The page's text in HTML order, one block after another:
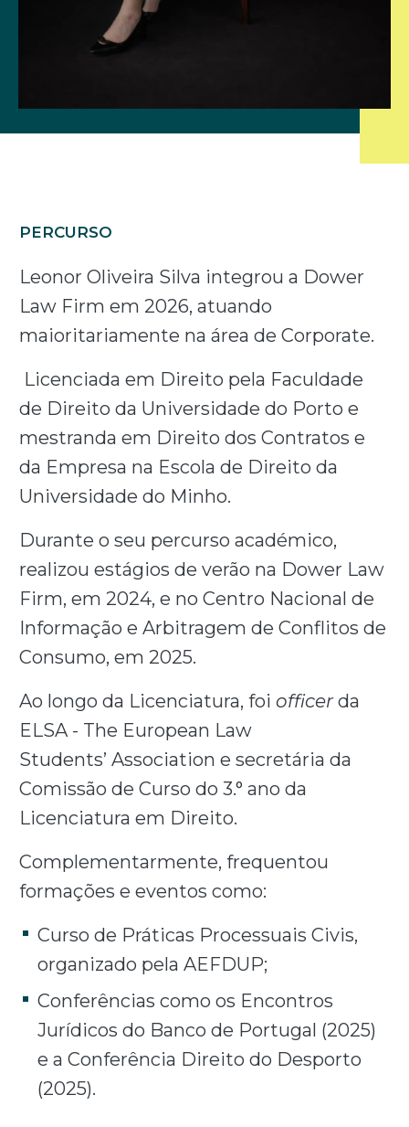
PERCURSO
Leonor Oliveira Silva integrou a Dower
Law Firm em 2026, atuando
maioritariamente na área de Corporate.
Licenciada em Direito pela Faculdade
de Direito da Universidade do Porto e
mestranda em Direito dos Contratos e
da Empresa na Escola de Direito da
Universidade do Minho.
Durante o seu percurso académico,
realizou estágios de verão na Dower Law
Firm, em 2024, e no Centro Nacional de
Informação e Arbitragem de Conflitos de
Consumo, em 2025.
Ao longo da Licenciatura, foi officerda
ELSA - The European Law
Students’ Association e secretária da
Comissão de Curso do 3.° ano da
Licenciatura em Direito.
Complementarmente, frequentou
formações e eventos como:
Curso de Práticas Processuais Civis,
organizado pela AEFDUP;
Conferências como os Encontros
Jurídicos do Banco de Portugal (2025)
e a Conferência Direito do Desporto
(2025).